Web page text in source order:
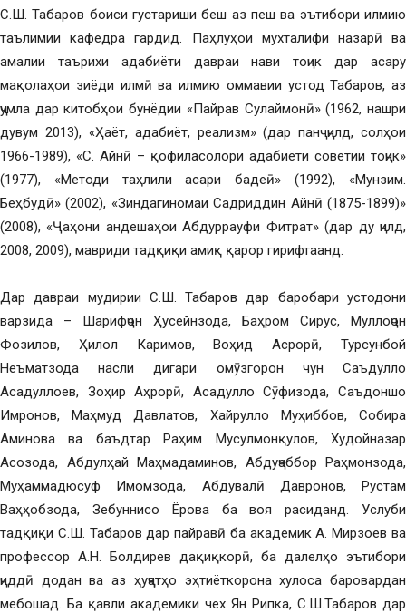
С.Ш. Табаров боиси густариши беш аз пеш ва эътибори илмию
таълимии кафедра гардид. Паҳлуҳои мухталифи назарӣ ва
амалии таърихи адабиёти давраи нави тоҷик дар асару
мақолаҳои зиёди илмӣ ва илмию оммавии устод Табаров, аз
ҷумла дар китобҳои бунёдии «Пайрав Сулаймонӣ» (1962, нашри
дувум 2013), «Ҳаёт, адабиёт, реализм» (дар панҷ ҷилд, солҳои
1966-1989), «С. Айнӣ – қофиласолори адабиёти советии тоҷик»
(1977), «Методи таҳлили асари бадеӣ» (1992), «Мунзим.
Беҳбудӣ» (2002), «Зиндагиномаи Садриддин Айнӣ (1875-1899)»
(2008), «Ҷаҳони андешаҳои Абдуррауфи Фитрат» (дар ду ҷилд,
2008, 2009), мавриди тадқиқи амиқ қарор гирифтаанд.
Дар давраи мудирии С.Ш. Табаров дар баробари устодони
варзида – Шарифҷон Ҳусейнзода, Баҳром Сирус, Муллоҷон
Фозилов, Ҳилол Каримов, Воҳид Асрорӣ, Турсунбой
Неъматзода насли дигари омӯзгорон чун Саъдулло
Асадуллоев, Зоҳир Аҳрорӣ, Асадулло Сӯфизода, Саъдоншо
Имронов, Маҳмуд Давлатов, Хайрулло Муҳиббов, Собира
Аминова ва баъдтар Раҳим Мусулмонқулов, Худойназар
Асозода, Абдулҳай Маҳмадаминов, Абдуҷаббор Раҳмонзода,
Муҳаммадюсуф Имомзода, Абдувалӣ Давронов, Рустам
Ваҳҳобзода, Зебуннисо Ёрова ба воя расиданд. Услуби
тадқиқи С.Ш. Табаров дар пайравӣ ба академик А. Мирзоев ва
профессор А.Н. Болдирев дақиқкорӣ, ба далелҳо эътибори
ҷиддӣ додан ва аз ҳуҷҷатҳо эҳтиёткорона хулоса баровардан
мебошад. Ба қавли академики чех Ян Рипка, С.Ш.Табаров дар